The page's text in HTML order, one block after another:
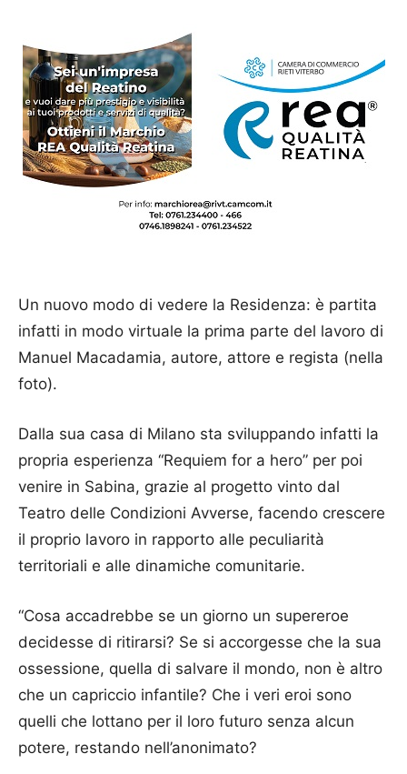
Un nuovo modo di vedere la Residenza: è partita
infatti in modo virtuale la prima parte del lavoro di
Manuel Macadamia, autore, attore e regista (nella
foto).
Dalla sua casa di Milano sta sviluppando infatti la
propria esperienza “Requiem for a hero” per poi
venire in Sabina, grazie al progetto vinto dal
Teatro delle Condizioni Avverse, facendo crescere
il proprio lavoro in rapporto alle peculiarità
territoriali e alle dinamiche comunitarie.
“Cosa accadrebbe se un giorno un supereroe
decidesse di ritirarsi? Se si accorgesse che la sua
ossessione, quella di salvare il mondo, non è altro
che un capriccio infantile? Che i veri eroi sono
quelli che lottano per il loro futuro senza alcun
potere, restando nell’anonimato?